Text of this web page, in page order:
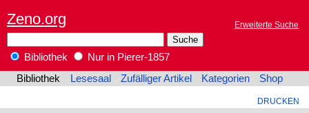
Zeno.org Erweiterte Suche
Bibliothek
Nur in Pierer-1857
Bibliothek
Lesesaal Zufälliger Artikel Kategorien Shop
DRUCKEN